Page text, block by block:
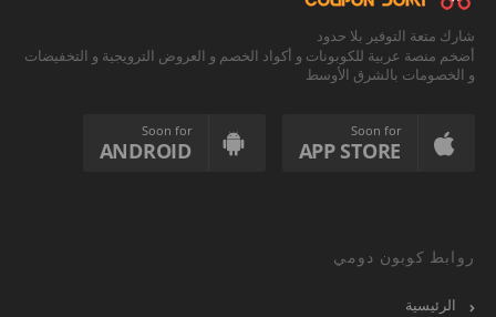
شارك متعة التوفير بلا حدود
أضخم منصة عربية للكوبونات و أكواد الخصم و العروض الترويجية و التخفيضات
و الخصومات بالشرق الأوسط
Soon for
APP STORE
Soon for
ANDROID
روابط كوبون دومي
الرئيسية